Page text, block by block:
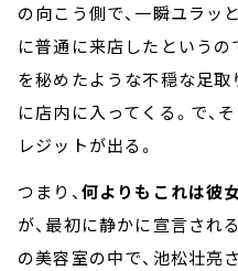
の向こう側で、一瞬ユラッ
に普通に来店したというの
を秘めたような不穏な足取
に店内に入ってくる。で、
レジットが出る。
つまり、 何よりもこれは彼
が、最初に静かに宣言され
の美容室の中で、池松壮亮